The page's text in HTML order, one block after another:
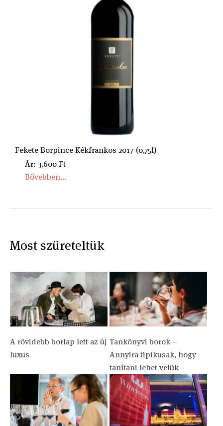
Fekete Borpince Kékfrankos 2017 (0,75l)
Ár: 3.600 Ft
Bővebben...
Most szüreteltük
A rövidebb borlap lett az új
luxus
Tankönyvi borok –
Annyira tipikusak, hogy
tanítani lehet velük